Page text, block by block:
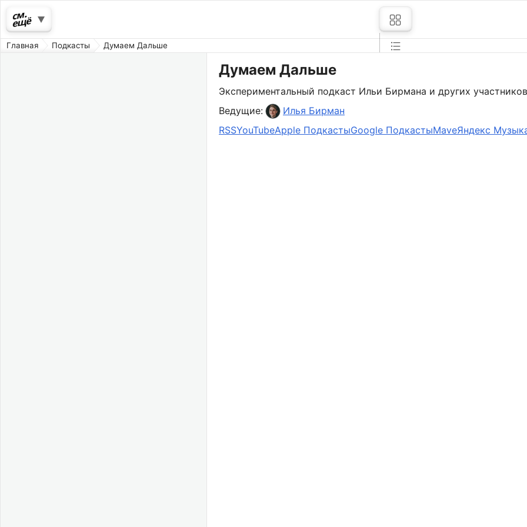
Главная Подкасты Думаем Дальше
Думаем Дальше
Экспериментальный подкаст Ильи Бирмана и других
Ведущие:
Илья Бирман
RSSYouTubeApple ПодкастыGoogle ПодкастыMaveЯндекс